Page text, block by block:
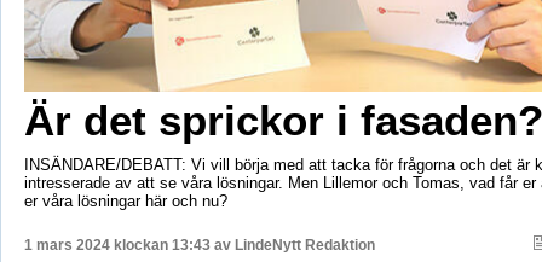
Är det sprickor i fasaden?
INSÄNDARE/DEBATT: Vi vill börja med att tacka för frågorna och det är
intresserade av att se våra lösningar. Men Lillemor och Tomas, vad får
er våra lösningar här och nu?
1 mars 2024 klockan 13:43 av LindeNytt Redaktion